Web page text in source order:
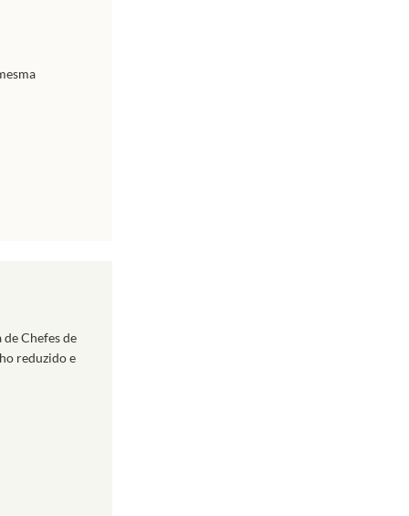
Chefes de
reduzido e